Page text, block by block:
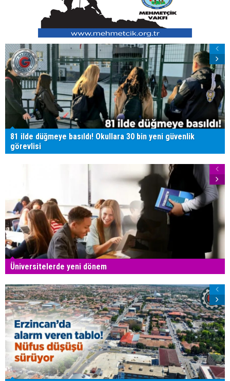
81 ilde düğmeye basıldı! Okullara 30 bin yeni güvenlik
görevlisi
Üniversitelerde yeni dönem